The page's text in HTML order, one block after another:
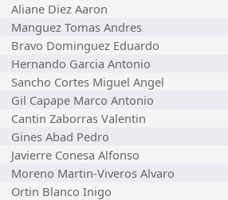
Aliane Diez Aaron
Manguez Tomas Andres
Bravo Dominguez Eduardo
Hernando Garcia Antonio
Sancho Cortes Miguel Angel
Gil Capape Marco Antonio
Cantin Zaborras Valentin
Gines Abad Pedro
Javierre Conesa Alfonso
Moreno Martin-Viveros Alvaro
Ortin Blanco Inigo